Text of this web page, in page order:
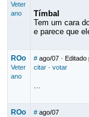
Veter
ano
Tímbal
Tem um cara
e parece que
ROo
Veter
ano
# ago/07· Editado
citar· votar
...
ROo # ago/07